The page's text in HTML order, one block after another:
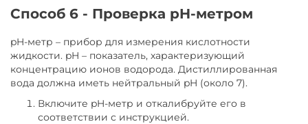
Способ 6 - Проверка pH-метром
pH-метр – прибор для измерения кислотности
жидкости. pH – показатель, характеризующий
концентрацию ионов водорода. Дистиллированная
вода должна иметь нейтральный pH (около 7).
Включите pH-метр и откалибруйте его в
соответствии с инструкцией.